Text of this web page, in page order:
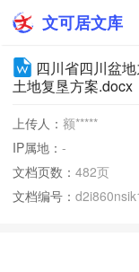
文可居文库
四川省四川盆
土地复垦方案.docx
上传人： 额*****
IP属地： -
文档页数： 482页
文档编号：